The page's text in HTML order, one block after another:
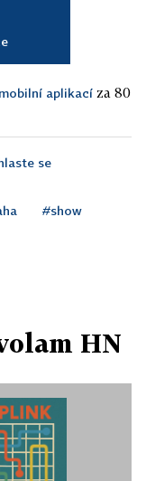
aplikací za 80
se
#show
HN